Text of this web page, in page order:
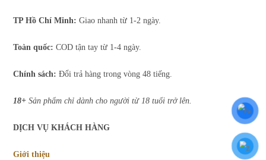
TP Hồ Chí Minh: Giao nhanh từ 1-2 ngày.
Toàn quốc: COD tận tay từ 1-4 ngày.
Chính sách: Đổi trả hàng trong vòng 48 tiếng.
18+Sản phẩm chỉ dành cho người từ 18 tuổi trở lên.
DỊCH VỤ KHÁCH HÀNG
Giới thiệu